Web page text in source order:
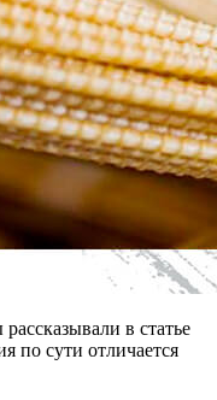
в статье
по сути отличается